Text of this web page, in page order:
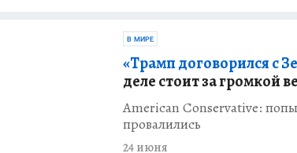
В МИРЕ
«Трамп договорился с
деле стоит за громкой
American Conservative:
провалились
24 июня